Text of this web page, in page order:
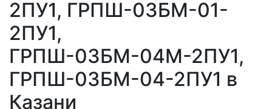
2ПУ1, ГРПШ-03БМ-01-
2ПУ1,
ГРПШ-03БМ-04М-2ПУ1,
ГРПШ-03БМ-04-2ПУ1 в
Казани